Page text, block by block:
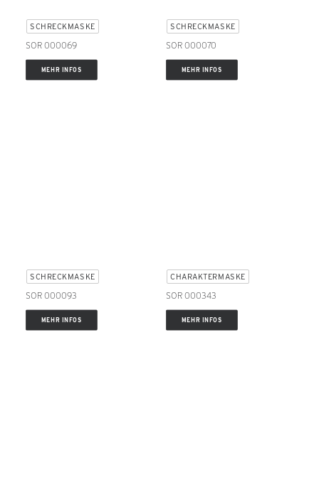
SCHRECKMASKE
SOR 000069
MEHR INFOS
SCHRECKMASKE
SOR 000070
MEHR INFOS
SCHRECKMASKE
SOR 000093
MEHR INFOS
CHARAKTERMASKE
SOR 000343
MEHR INFOS